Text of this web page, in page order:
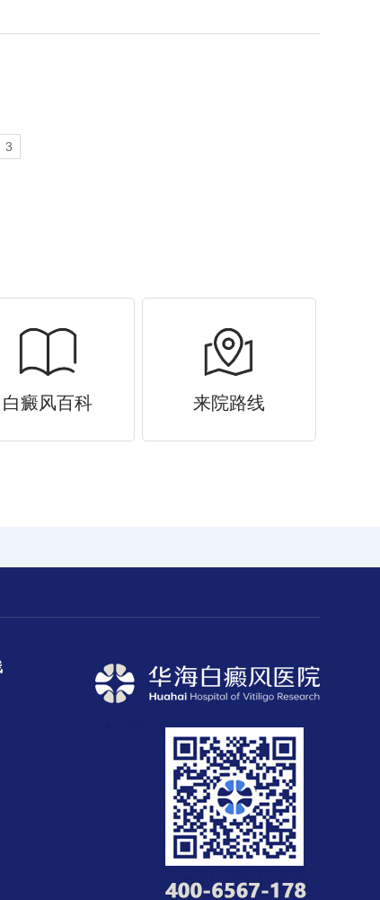
3
白癜风百科 来院路线